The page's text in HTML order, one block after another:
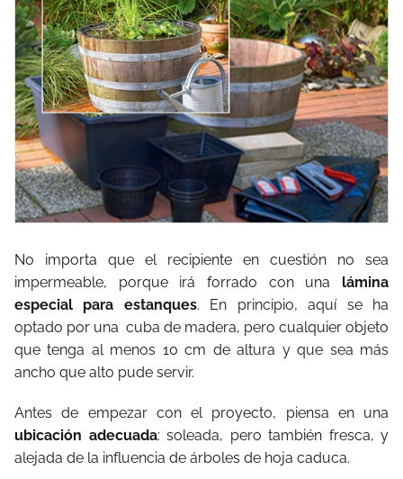
No importa que el recipiente en cuestión no sea
impermeable, porque irá forrado con una lámina
especial para estanques. En principio, aquí se ha
optado por una cuba de madera, pero cualquier objeto
que tenga al menos 10 cm de altura y que sea más
ancho que alto pude servir.
Antes de empezar con el proyecto, piensa en una
ubicación adecuada: soleada, pero también fresca, y
alejada de la influencia de árboles de hoja caduca.